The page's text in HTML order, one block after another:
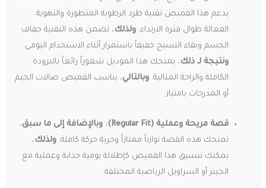
يدعم هذا القميص تقنية طرد الرطوبة المتطورة والتهوية
الفعالة طوال فترة الارتداء.ولذلك، تضمن هذه التقنية جفاف
الجسم وبقاء النسيج خفيفاً باستمرار أثناء الاستخدام اليومي.
ونتيجة لـ ذلك، يمنحك هذا الموديل شعوراً رائعاً بالبرودة
الكاملة والراحة المثالية.وبالتالي، يناسب القميص صالات الجيم
أو المدرجات بامتياز.
قصة مريحة وعملية (Regular Fit): وبالإضافة إلى ما سبق،
تمنحك هذه القصة توازناً ممتازاً وحرية حركة كاملة.ولذلك،
يمكنك تنسيق هذا القميص كإطلالة يومية جذابة وعملية مع
الجينز أو السراويل الرياضية المختلفة.